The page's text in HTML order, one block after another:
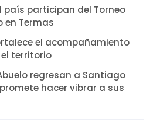
país participan del Torneo
en Termas
el acompañamiento
territorio
regresan a Santiago
hacer vibrar a sus